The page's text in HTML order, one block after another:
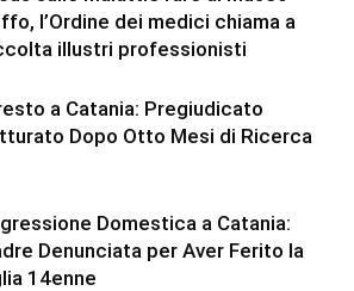
l’Ordine dei medici chiama a
illustri professionisti
a Catania: Pregiudicato
Dopo Otto Mesi di Ricerca
Domestica a Catania:
Denunciata per Aver Ferito la
14enne